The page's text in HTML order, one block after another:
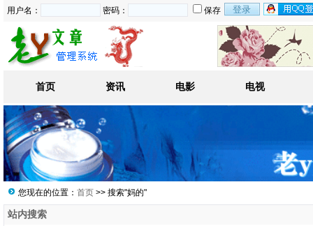
用户名： 密码： 保存
首页 资讯 电影 电视
您现在的位置： 首页 >> 搜索"妈的"
站内搜索